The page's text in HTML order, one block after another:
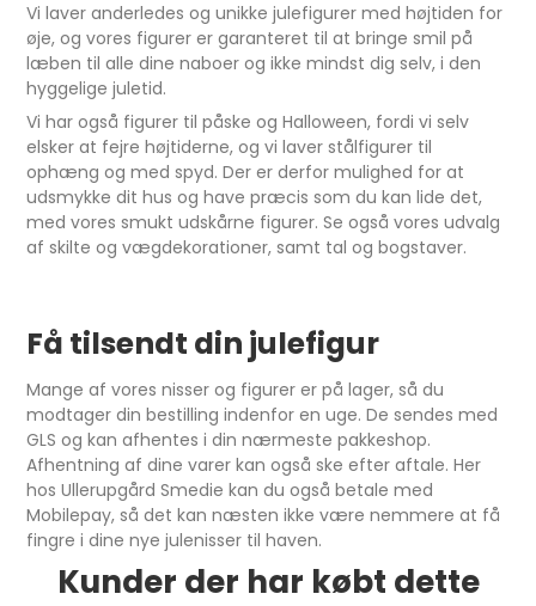
Vi laver anderledes og unikke julefigurer med højtiden for
øje, og vores figurer er garanteret til at bringe smil på
læben til alle dine naboer og ikke mindst dig selv, i den
hyggelige juletid.
Vi har også figurer til påske og Halloween, fordi vi selv
elsker at fejre højtiderne, og vi laver stålfigurer til
ophæng og med spyd. Der er derfor mulighed for at
udsmykke dit hus og have præcis som du kan lide det,
med vores smukt udskårne figurer. Se også vores udvalg
af skilte og vægdekorationer, samt tal og bogstaver.
Få tilsendt din julefigur
Mange af vores nisser og figurer er på lager, så du
modtager din bestilling indenfor en uge. De sendes med
GLS og kan afhentes i din nærmeste pakkeshop.
Afhentning af dine varer kan også ske efter aftale. Her
hos Ullerupgård Smedie kan du også betale med
Mobilepay, så det kan næsten ikke være nemmere at få
fingre i dine nye julenisser til haven.
Kunder der har købt dette